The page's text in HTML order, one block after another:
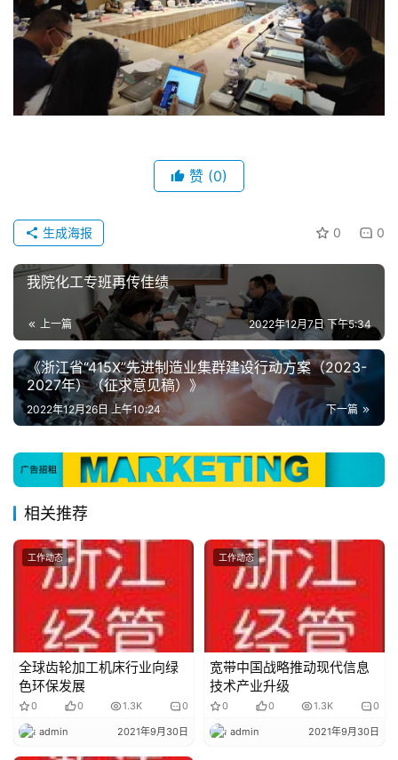
政
策
家
家
者
会
员
投
稿
于
我
们
隐
注册
赞 (0)
0 0
生成海报
我院化工专班再传佳绩
上一篇 2022年12月7日 下午5:34
《浙江省“415X”先进制造业集群建设行动方案（2023-
2027年）（征求意见稿）》
下一篇
2022年12月26日 上午10:24
相关推荐
工作动态
全球齿轮加工机床行业向绿
色环保发展
0 0 1.3K 0
admin 2021年9月30日
工作动态
宽带中国战略推动现代信息
技术产业升级
0 0 1.3K 0
admin 2021年9月30日